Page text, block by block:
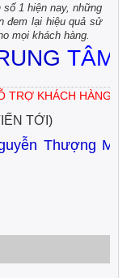
1 hiện nay, những
đem lại hiệu quả sử
mọi khách hàng.
TÂM
TRỢ KHÁCH HÀNG
TỚI)
Thượng